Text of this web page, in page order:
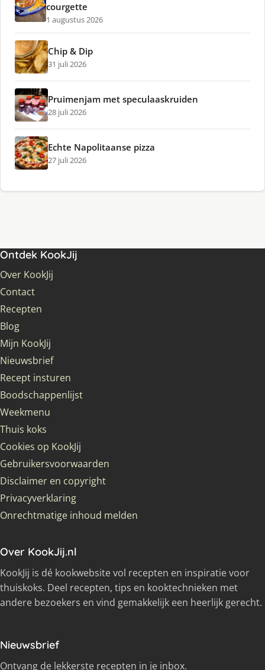
courgette
1 augustus 2026
Chip & Dip
31 juli 2026
Pruimenjam met speculaaskruiden
28 juli 2026
Echte Napolitaanse pizza
27 juli 2026
Ontdek KookJij
Over KookJij
Contact
Recepten
Blog
Mijn KookJij
Nieuwsbrief
Recept insturen
Boodschappenlijst
Weekmenu
Thuis koks
Cookies op KookJij
Gebruikersvoorwaarden
Disclaimer en copyright
Privacyverklaring
Onrechtmatige inhoud melden
Over KookJij.nl
KookJij is dé kookwebsite vol recepten en inspiratie voor
thuiskoks. Deel recepten, tips en kooktechnieken met
andere bezoekers en vind gemakkelijk een heerlijk gerecht.
Nieuwsbrief
Ontvang de lekkerste recepten in je inbox.